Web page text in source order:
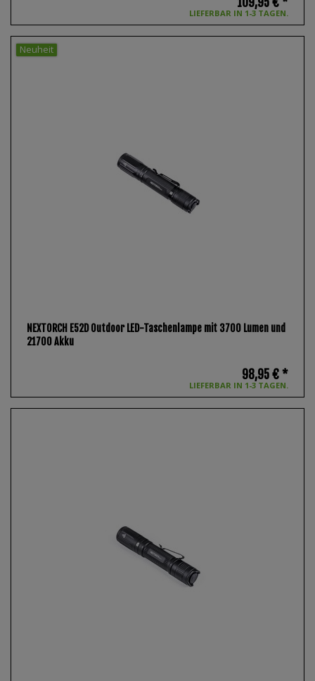
LIEFERBAR IN 1-3 TAGEN.
Neuheit
NEXTORCH E52D Outdoor LED-Taschenlampe mit 3700 Lumen und
21700 Akku
LIEFERBAR IN 1-3 TAGEN.
98,95 € *